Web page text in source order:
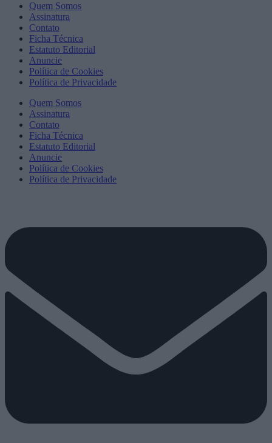
Quem Somos
Assinatura
Contato
Ficha Técnica
Estatuto Editorial
Anuncie
Política de Cookies
Política de Privacidade
Quem Somos
Assinatura
Contato
Ficha Técnica
Estatuto Editorial
Anuncie
Política de Cookies
Política de Privacidade